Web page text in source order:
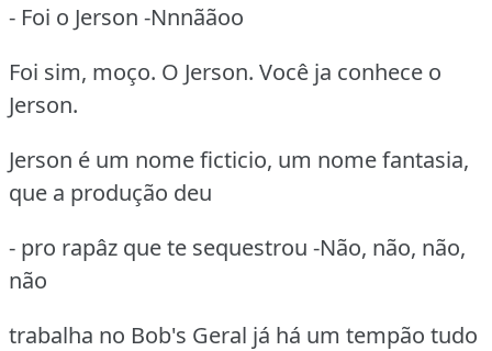
- Foi o Jerson -Nnnããoo
Foi sim, moço. O Jerson. Você ja conhece o
Jerson.
Jerson é um nome ficticio, um nome fantasia,
que a produção deu
- pro rapâz que te sequestrou -Não, não, não,
não
trabalha no Bob's Geral já há um tempão tudo